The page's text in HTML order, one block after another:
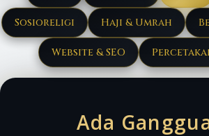
Sosioreligi Haji & Umrah
Website & SEO
Ada